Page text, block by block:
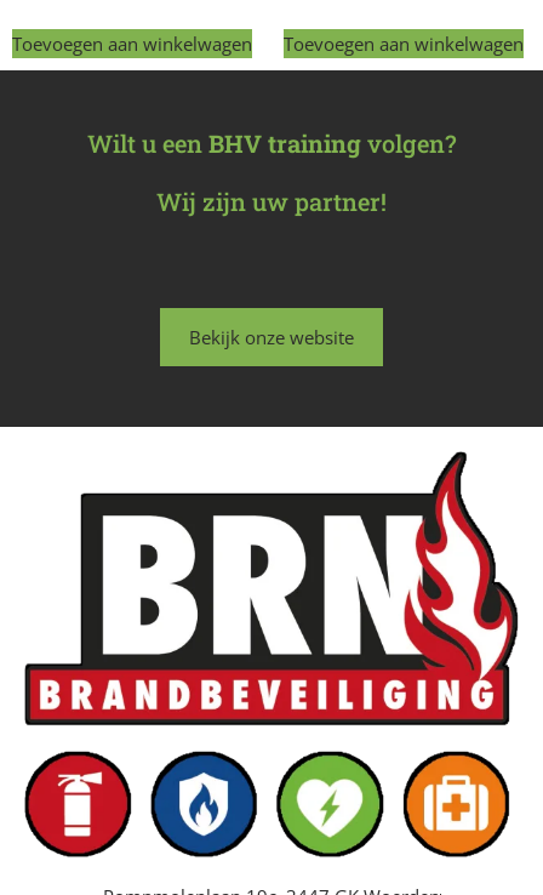
Toevoegen aan winkelwagen Toevoegen aan winkelwagen
Wilt u eenBHV trainingvolgen?
Wij zijn uw partner!
Bekijk onze website